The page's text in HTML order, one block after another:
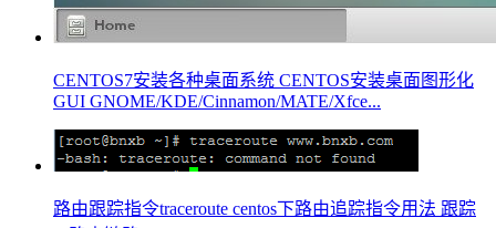
CENTOS7安装各种桌面系统 CENTOS安装桌面图形化
GUI GNOME/KDE/Cinnamon/MATE/Xfce...
路由跟踪指令traceroute centos下路由追踪指令用法 跟踪